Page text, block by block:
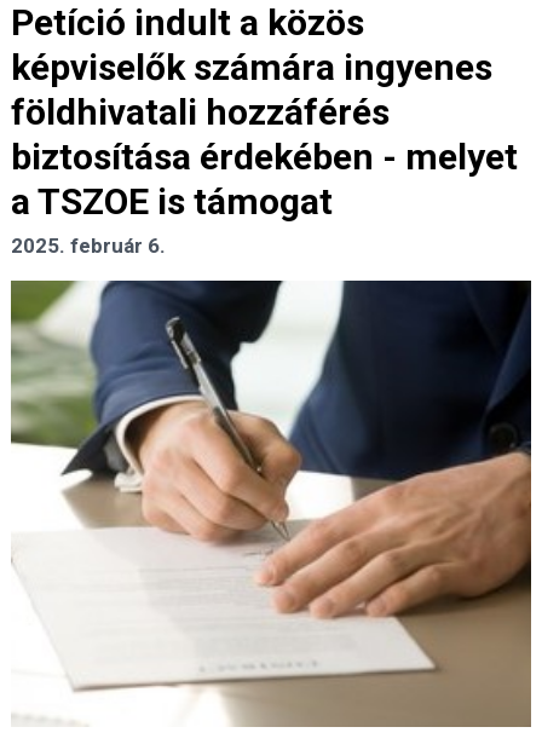
Petíció indult a közös
képviselők számára ingyenes
földhivatali hozzáférés
biztosítása érdekében - melyet
a TSZOE is támogat
2025. február 6.